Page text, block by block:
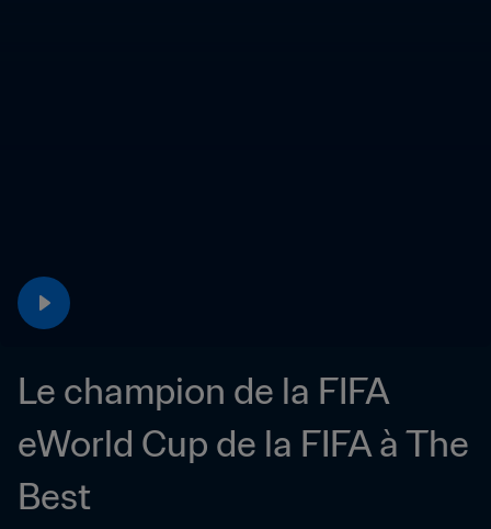
Le champion de la FIFA
eWorld Cup de la FIFA à The
Best